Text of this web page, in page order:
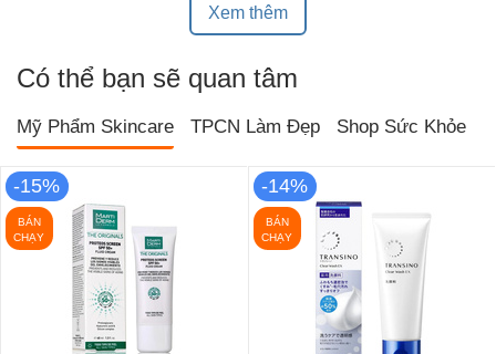
Xem thêm
Có thể bạn sẽ quan tâm
Mỹ Phẩm Skincare TPCN Làm Đẹp Shop Sức Khỏe
-15%
BÁN
CHẠY
-14%
BÁN
CHẠY